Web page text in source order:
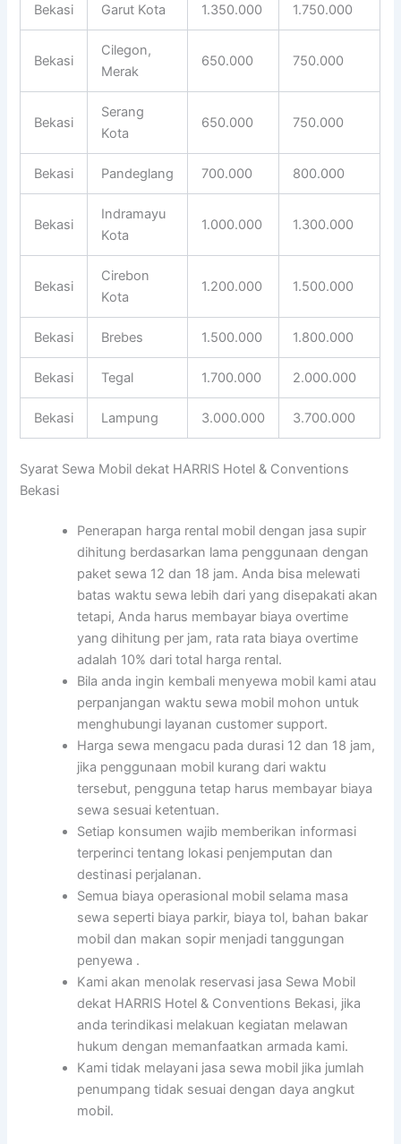
Bekasi Garut Kota 1.350.000 1.750.000
Bekasi
Cilegon,
Merak
650.000 750.000
Bekasi
Serang
Kota
650.000 750.000
Bekasi Pandeglang 700.000 800.000
Bekasi
Indramayu
Kota
1.000.000 1.300.000
Bekasi
Cirebon
Kota
1.200.000 1.500.000
Bekasi Brebes 1.500.000 1.800.000
Bekasi Tegal 1.700.000 2.000.000
Bekasi Lampung 3.000.000 3.700.000
Syarat Sewa Mobil dekat HARRIS Hotel & Conventions
Bekasi
Penerapan harga rental mobil dengan jasa supir
dihitung berdasarkan lama penggunaan dengan
paket sewa 12 dan 18 jam. Anda bisa melewati
batas waktu sewa lebih dari yang disepakati akan
tetapi, Anda harus membayar biaya overtime
yang dihitung per jam, rata rata biaya overtime
adalah 10% dari total harga rental.
Bila anda ingin kembali menyewa mobil kami atau
perpanjangan waktu sewa mobil mohon untuk
menghubungi layanan customer support.
Harga sewa mengacu pada durasi 12 dan 18 jam,
jika penggunaan mobil kurang dari waktu
tersebut, pengguna tetap harus membayar biaya
sewa sesuai ketentuan.
Setiap konsumen wajib memberikan informasi
terperinci tentang lokasi penjemputan dan
destinasi perjalanan.
Semua biaya operasional mobil selama masa
sewa seperti biaya parkir, biaya tol, bahan bakar
mobil dan makan sopir menjadi tanggungan
penyewa .
Kami akan menolak reservasi jasa Sewa Mobil
dekat HARRIS Hotel & Conventions Bekasi, jika
anda terindikasi melakuan kegiatan melawan
hukum dengan memanfaatkan armada kami.
Kami tidak melayani jasa sewa mobil jika jumlah
penumpang tidak sesuai dengan daya angkut
mobil.